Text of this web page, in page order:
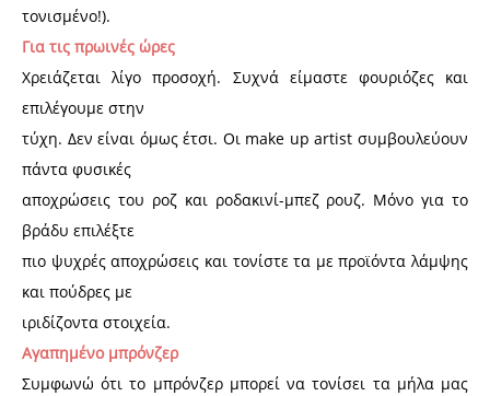
τονισμένο!).
Για τις πρωινές ώρες
Χρειάζεται λίγο προσοχή. Συχνά είμαστε φουριόζες και
επιλέγουμε στην
τύχη. Δεν είναι όμως έτσι. Οι make up artist συμβουλεύουν
πάντα φυσικές
αποχρώσεις του ροζ και ροδακινί-μπεζ ρουζ. Μόνο για το
βράδυ επιλέξτε
πιο ψυχρές αποχρώσεις και τονίστε τα με προϊόντα λάμψης
και πούδρες με
ιριδίζοντα στοιχεία.
Αγαπημένο μπρόνζερ
Συμφωνώ ότι το μπρόνζερ μπορεί να τονίσει τα μήλα μας